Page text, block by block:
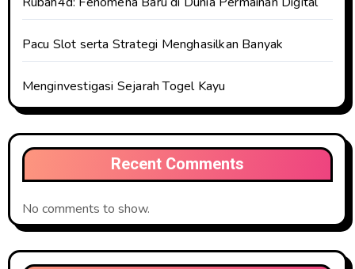
Pacu Slot serta Strategi Menghasilkan Banyak
Menginvestigasi Sejarah Togel Kayu
Recent Comments
No comments to show.